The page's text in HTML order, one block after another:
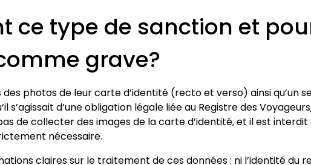
ce type de sanction et
grave?
photos de leur carte d’identité (recto et verso) ainsi qu’un
d’une obligation légale liée au Registre des Voyageurs,
de collecter des images de la carte d’identité, et il est
nécessaire.
claires sur le traitement de ces données : ni l’identité du